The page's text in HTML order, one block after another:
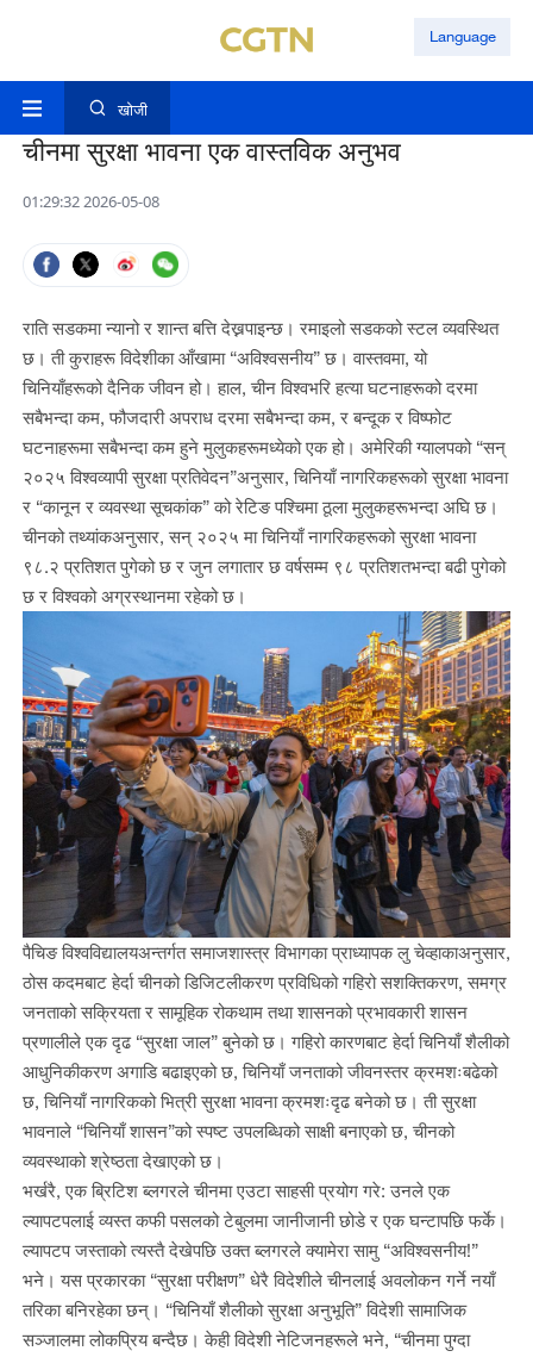
Language
खोजी
चीनमा सुरक्षा भावना एक वास्तविक अनुभव
01:29:32 2026-05-08
राति सडकमा न्यानो र शान्त बत्ति देख्नपाइन्छ। रमाइलो सडकको स्टल व्यवस्थित
छ। ती कुराहरू विदेशीका आँखामा “अविश्वसनीय” छ। वास्तवमा, यो
चिनियाँहरूको दैनिक जीवन हो। हाल, चीन विश्वभरि हत्या घटनाहरूको दरमा
सबैभन्दा कम, फौजदारी अपराध दरमा सबैभन्दा कम, र बन्दूक र विष्फोट
घटनाहरूमा सबैभन्दा कम हुने मुलुकहरूमध्येको एक हो। अमेरिकी ग्यालपको “सन्
२०२५ विश्वव्यापी सुरक्षा प्रतिवेदन”अनुसार, चिनियाँ नागरिकहरूको सुरक्षा भावना
र “कानून र व्यवस्था सूचकांक” को रेटिङ पश्चिमा ठूला मुलुकहरूभन्दा अघि छ।
चीनको तथ्यांकअनुसार, सन् २०२५ मा चिनियाँ नागरिकहरूको सुरक्षा भावना
९८.२ प्रतिशत पुगेको छ र जुन लगातार छ वर्षसम्म ९८ प्रतिशतभन्दा बढी पुगेको
छ र विश्वको अग्रस्थानमा रहेको छ।
पैचिङ विश्वविद्यालयअन्तर्गत समाजशास्त्र विभागका प्राध्यापक लु चेव्हाकाअनुसार,
ठोस कदमबाट हेर्दा चीनको डिजिटलीकरण प्रविधिको गहिरो सशक्तिकरण, समग्र
जनताको सक्रियता र सामूहिक रोकथाम तथा शासनको प्रभावकारी शासन
प्रणालीले एक दृढ “सुरक्षा जाल” बुनेको छ। गहिरो कारणबाट हेर्दा चिनियाँ शैलीको
आधुनिकीकरण अगाडि बढाइएको छ, चिनियाँ जनताको जीवनस्तर क्रमशःबढेको
छ, चिनियाँ नागरिकको भित्री सुरक्षा भावना क्रमशःदृढ बनेको छ। ती सुरक्षा
भावनाले “चिनियाँ शासन”को स्पष्ट उपलब्धिको साक्षी बनाएको छ, चीनको
व्यवस्थाको श्रेष्ठता देखाएको छ।
भर्खरै, एक ब्रिटिश ब्लगरले चीनमा एउटा साहसी प्रयोग गरे: उनले एक
ल्यापटपलाई व्यस्त कफी पसलको टेबुलमा जानीजानी छोडे र एक घन्टापछि फर्के।
ल्यापटप जस्ताको त्यस्तै देखेपछि उक्त ब्लगरले क्यामेरा सामु “अविश्वसनीय!”
भने। यस प्रकारका “सुरक्षा परीक्षण” धेरै विदेशीले चीनलाई अवलोकन गर्ने नयाँ
तरिका बनिरहेका छन्। “चिनियाँ शैलीको सुरक्षा अनुभूति” विदेशी सामाजिक
सञ्जालमा लोकप्रिय बन्दैछ। केही विदेशी नेटिजनहरूले भने, “चीनमा पुग्दा